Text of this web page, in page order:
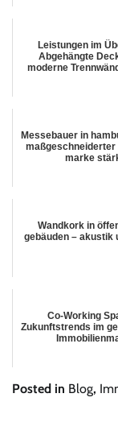
Leistungen im
Abgehängte
moderne
Messebauer in
maßgeschneiderter
marke
Wandkork in
gebäuden – akustik
Co-Working
Zukunftstrends im
Posted in Blog,